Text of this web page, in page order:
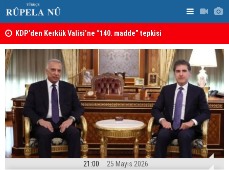
KDP’den Kerkük Valisi’ne “140. madde” tepkisi
21:00 25 Mayıs 2026